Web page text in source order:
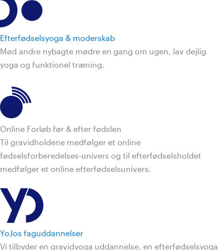
Efterfødselsyoga & moderskab
Mød andre nybagte mødre en gang om ugen, lav dejlig
yoga og funktionel træning.
Online Forløb før & efter fødslen
Til gravidholdene medfølger et online
fødselsforberedelses-univers og til efterfødselsholdet
medfølger et online efterfødselsunivers.
YoJos faguddannelser
Vi tilbyder en gravidyoga uddannelse, en efterfødselsyoga